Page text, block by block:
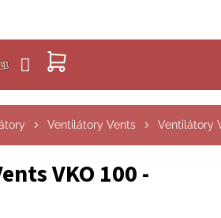
NÁKUPNÍ
KOŠÍK
Ventilátory Vents Ventilátory
VKO 100 -